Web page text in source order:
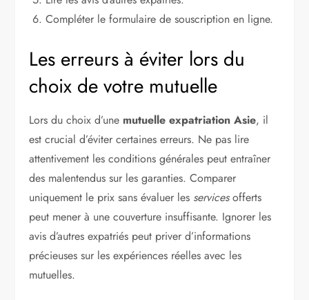
Compléter le formulaire de souscription en ligne.
Les erreurs à éviter lors du
choix de votre mutuelle
Lors du choix d’une mutuelle expatriation Asie, il
est crucial d’éviter certaines erreurs. Ne pas lire
attentivement les conditions générales peut entraîner
des malentendus sur les garanties. Comparer
uniquement le prix sans évaluer les servicesofferts
peut mener à une couverture insuffisante. Ignorer les
avis d’autres expatriés peut priver d’informations
précieuses sur les expériences réelles avec les
mutuelles.